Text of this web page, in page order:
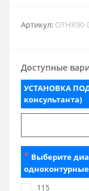
Артикул: ОТНR90-
Доступные
УСТАНОВКА
консультанта)
* Выберите
одноконтурные
115